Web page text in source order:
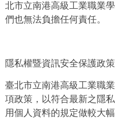
北市立南港高級工業職業
們也無法負擔任何責任。
隱私權暨資訊安全保護政
臺北市立南港高級工業職
項政策，以符合最新之隱
用個人資料的規定做較大